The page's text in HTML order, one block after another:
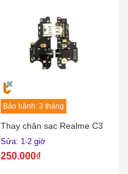
Bảo hành: 3 tháng
Thay chân sạc Realme C3
Sửa: 1-2 giờ
250.000₫